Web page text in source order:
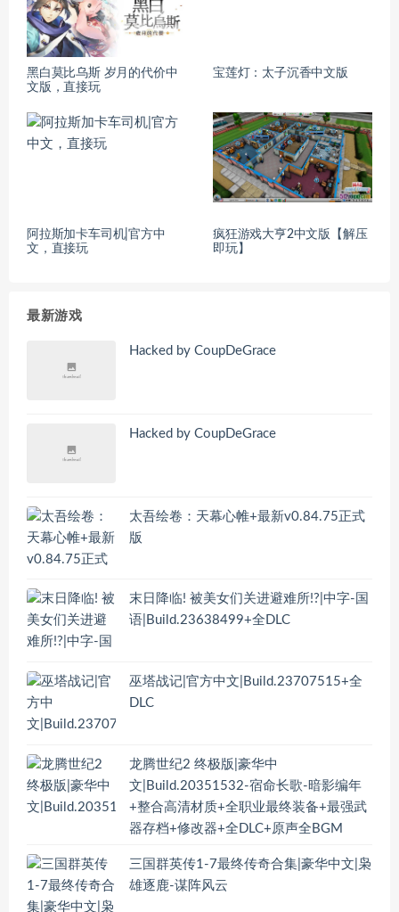
黑白莫比乌斯 岁月的代价中
文版，直接玩
宝莲灯：太子沉香中文版
阿拉斯加卡车司机|官方中
文，直接玩
疯狂游戏大亨2中文版【解压
即玩】
最新游戏
Hacked by CoupDeGrace
Hacked by CoupDeGrace
太吾绘卷：天幕心帷+最新v0.84.75正式
版
末日降临! 被美女们关进避难所!?|中字-国
语|Build.23638499+全DLC
巫塔战记|官方中文|Build.23707515+全
DLC
龙腾世纪2 终极版|豪华中
文|Build.20351532-宿命长歌-暗影编年
+整合高清材质+全职业最终装备+最强武
器存档+修改器+全DLC+原声全BGM
三国群英传1-7最终传奇合集|豪华中文|枭
雄逐鹿-谋阵风云